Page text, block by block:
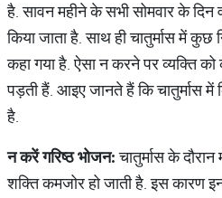
है. सावन महीने के सभी सोमवार के
किया जाता है. साथ ही चातुर्मास में
कहा गया है. ऐसा न करने पर व्‍यक्ति
पड़ती हैं. आइए जानते हैं कि चातुर्मास में
है.
न करें गरिष्‍ठ भोजन:चातुर्मास के
शक्ति कमजोर हो जाती है. इस कारण